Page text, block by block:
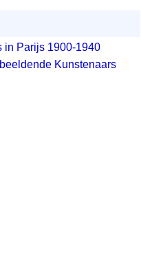
in Parijs 1900-1940
Kunstenaars